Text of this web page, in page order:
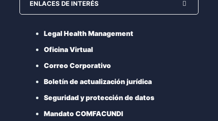
ENLACES DE INTERÉS
Legal Health Management
Oficina Virtual
Correo Corporativo
Boletín de actualización jurídica
Seguridad y protección de datos
Mandato COMFACUNDI